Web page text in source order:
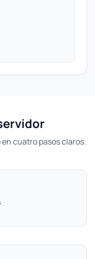
cuatro pasos claros.